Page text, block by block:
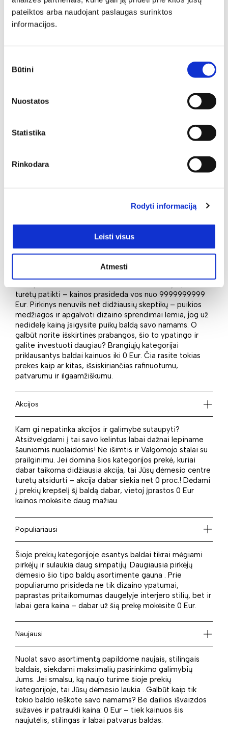
pateiktos arba naudojant paslaugas surinktos
informacijos.
pasirinkimas
Būtini
Nuostatos
Statistika
Rinkodara
Rodyti informaciją
Leisti visus
Atmesti
Minkšti baldai yra vienas svarbiausių interjero elementų,
kuris suteikia erdvei jaukumo, estetikos ir patogumo. Jie
gali tapti pagrindiniu akcentu, subalansuoti kambario
Aktualūs aukštos kokybės, funkcionalūs ir labai dailūs
Tokiu atveju siūlome rinktis mūsų el. parduotuvėje – čia
kiekvieno iš Jūsų laukia labai platus pasirinkimas pagal
tiek prekių Jūsų dėmesio laukia šioje baldų kategorijoje.
kad gražiausiai įsilies į kuriamą namų interjerą.
Tikriausiai niekas neprieštaraus, jog kaina daugiau ar
turėtų patikti – kainos prasideda vos nuo 9999999999
Eur. Pirkinys nenuvils net didžiausių skeptikų – puikios
medžiagos ir apgalvoti dizaino sprendimai lemia, jog už
nedidelę kainą įsigysite puikų baldą savo namams. O
galbūt norite išskirtinės prabangos, šio to ypatingo ir
galite investuoti daugiau? Brangiųjų kategorijai
priklausantys baldai kainuos iki 0 Eur. Čia rasite tokias
prekes kaip ar kitas, išsiskiriančias rafinuotumu,
patvarumu ir ilgaamžiškumu.
Akcijos
Kam gi nepatinka akcijos ir galimybė sutaupyti?
Atsižvelgdami į tai savo kelintus labai dažnai lepiname
šauniomis nuolaidomis! Ne išimtis ir Valgomojo stalai su
prailginimu. Jei domina šios kategorijos prekė, kuriai
dabar taikoma didžiausia akcija, tai Jūsų dėmesio centre
turėtų atsidurti – akcija dabar siekia net 0 proc.! Dėdami
į prekių krepšelį šį baldą dabar, vietoj įprastos 0 Eur
kainos mokėsite daug mažiau.
Populiariausi
Šioje prekių kategorijoje esantys baldai tikrai mėgiami
pirkėjų ir sulaukia daug simpatijų. Daugiausia pirkėjų
dėmesio šio tipo baldų asortimente gauna . Prie
populiarumo prisideda ne tik dizaino ypatumai,
paprastas pritaikomumas daugelyje interjero stilių, bet ir
labai gera kaina – dabar už šią prekę mokėsite 0 Eur.
Naujausi
Nuolat savo asortimentą papildome naujais, stilingais
baldais, siekdami maksimalių pasirinkimo galimybių
Jums. Jei smalsu, ką naujo turime šioje prekių
kategorijoje, tai Jūsų dėmesio laukia . Galbūt kaip tik
tokio baldo ieškote savo namams? Be dailios išvaizdos
sužavės ir patraukli kaina: 0 Eur – tiek kainuos šis
naujutėlis, stilingas ir labai patvarus baldas.